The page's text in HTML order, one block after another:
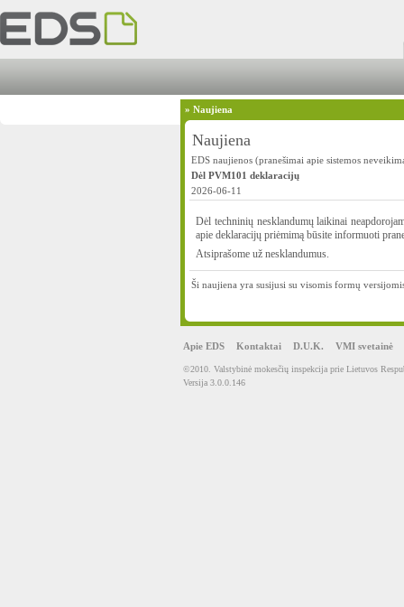
» Naujiena
Naujiena
EDS naujienos (pranešimai apie sistemos
Dėl PVM101 deklaracijų
2026-06-11
Dėl techninių nesklandumų laikinai
apie deklaracijų priėmimą būsite informuoti
Atsiprašome už nesklandumus.
Ši naujiena yra susijusi su visomis formų
Apie EDS Kontaktai D.U.K. VMI svetainė
©2010. Valstybinė mokesčių inspekcija prie Lietuvos
Versija 3.0.0.146